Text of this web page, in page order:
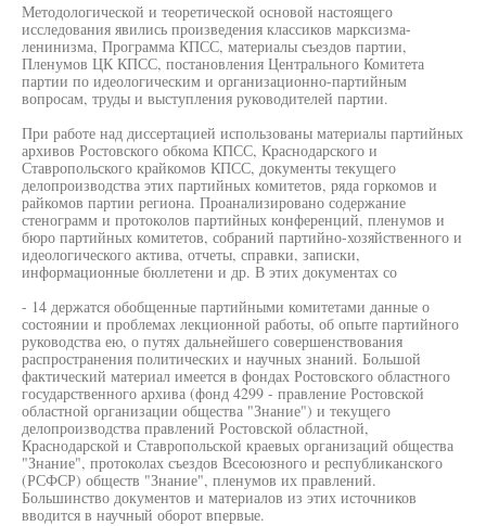
Методологической и теоретической основой настоящего
исследования явились произведения классиков марксизма-
ленинизма, Программа КПСС, материалы съездов партии,
Пленумов ЦК КПСС, постановления Центрального Комитета
партии по идеологическим и организационно-партийным
вопросам, труды и выступления руководителей партии.
При работе над диссертацией использованы материалы партийных
архивов Ростовского обкома КПСС, Краснодарского и
Ставропольского крайкомов КПСС, документы текущего
делопроизводства этих партийных комитетов, ряда горкомов и
райкомов партии региона. Проанализировано содержание
стенограмм и протоколов партийных конференций, пленумов и
бюро партийных комитетов, собраний партийно-хозяйственного и
идеологического актива, отчеты, справки, записки,
информационные бюллетени и др. В этих документах со
- 14 держатся обобщенные партийными комитетами данные о
состоянии и проблемах лекционной работы, об опыте партийного
руководства ею, о путях дальнейшего совершенствования
распространения политических и научных знаний. Большой
фактический материал имеется в фондах Ростовского областного
государственного архива (фонд 4299 - правление Ростовской
областной организации общества "Знание") и текущего
делопроизводства правлений Ростовской областной,
Краснодарской и Ставропольской краевых организаций общества
"Знание", протоколах съездов Всесоюзного и республиканского
(РСФСР) обществ "Знание", пленумов их правлений.
Большинство документов и материалов из этих источников
вводится в научный оборот впервые.